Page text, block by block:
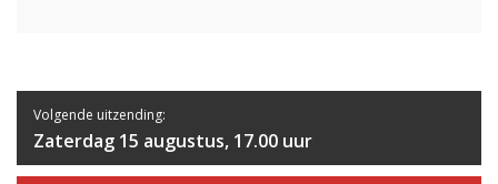
Volgende uitzending:
Zaterdag 15 augustus, 17.00 uur